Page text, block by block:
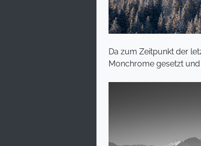
Da zum Zeitpunkt der
Monchrome gesetzt